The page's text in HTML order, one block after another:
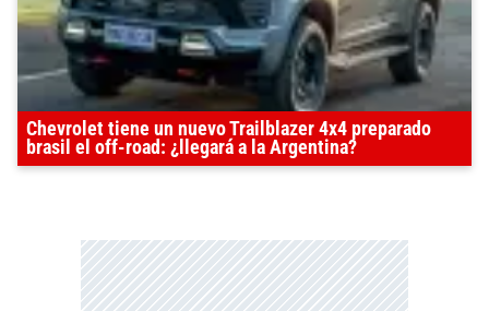
Chevrolet tiene un nuevo Trailblazer 4x4 preparado
brasil el off-road: ¿llegará a la Argentina?